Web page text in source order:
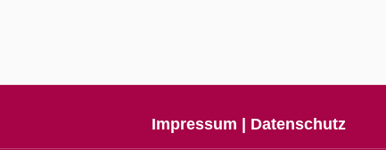
Impressum | Datenschutz